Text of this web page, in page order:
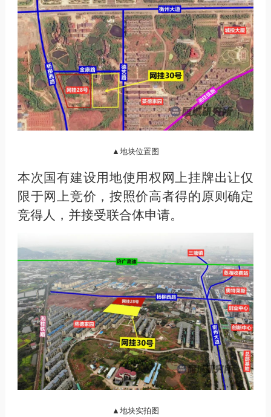
▲地块位置图
本次国有建设用地使用权网上挂牌出让仅
限于网上竞价，按照价高者得的原则确定
竞得人，并接受联合体申请。
▲地块实拍图